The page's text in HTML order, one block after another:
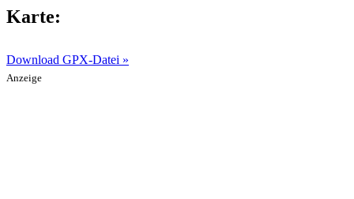
Karte:
Download GPX-Datei »
Anzeige